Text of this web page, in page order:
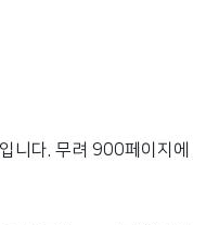
니다. 무려 900페이지에